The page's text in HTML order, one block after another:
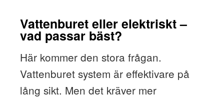
Vattenburet eller elektriskt –
vad passar bäst?
Här kommer den stora frågan.
Vattenburet system är effektivare på
lång sikt. Men det kräver mer